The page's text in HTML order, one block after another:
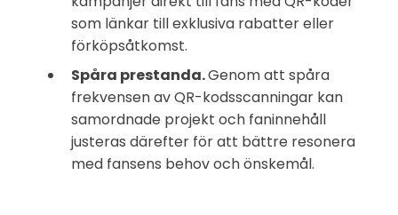
som länkar till exklusiva rabatter eller
förköpsåtkomst.
Spåra prestanda.Genom att spåra
frekvensen av QR-kodsscanningar kan
samordnade projekt och faninnehåll
justeras därefter för att bättre resonera
med fansens behov och önskemål.